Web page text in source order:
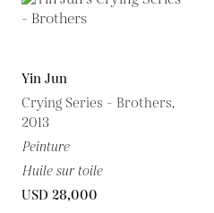
Yin Jun
Crying Series - Brothers,
2013
Peinture
Huile sur toile
USD 28,000